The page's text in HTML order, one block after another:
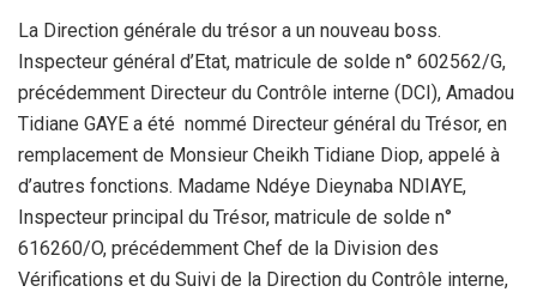
La Direction générale du trésor a un nouveau boss.
Inspecteur général d’Etat, matricule de solde n° 602562/G,
précédemment Directeur du Contrôle interne (DCI), Amadou
Tidiane GAYE a été nommé Directeur général du Trésor, en
remplacement de Monsieur Cheikh Tidiane Diop, appelé à
d’autres fonctions. Madame Ndéye Dieynaba NDIAYE,
Inspecteur principal du Trésor, matricule de solde n°
616260/O, précédemment Chef de la Division des
Vérifications et du Suivi de la Direction du Contrôle interne,